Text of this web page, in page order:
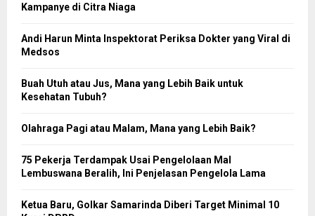
Kampanye di Citra Niaga
Andi Harun Minta Inspektorat Periksa Dokter yang Viral di
Medsos
Buah Utuh atau Jus, Mana yang Lebih Baik untuk
Kesehatan Tubuh?
Olahraga Pagi atau Malam, Mana yang Lebih Baik?
75 Pekerja Terdampak Usai Pengelolaan Mal
Lembuswana Beralih, Ini Penjelasan Pengelola Lama
Ketua Baru, Golkar Samarinda Diberi Target Minimal 10